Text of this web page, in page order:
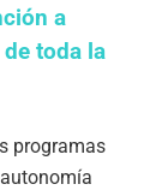
a
toda la
programas